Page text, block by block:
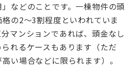
などのことです。一棟物件の頭
の2〜3割程度といわれていま
マンションであれば、頭金なし
れるケースもあります（ただ
い場合などに限られます）。